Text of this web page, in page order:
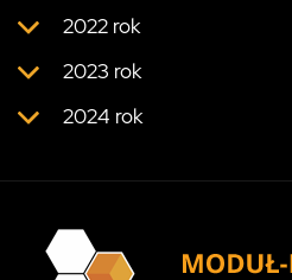
2022 rok
2023 rok
2024 rok